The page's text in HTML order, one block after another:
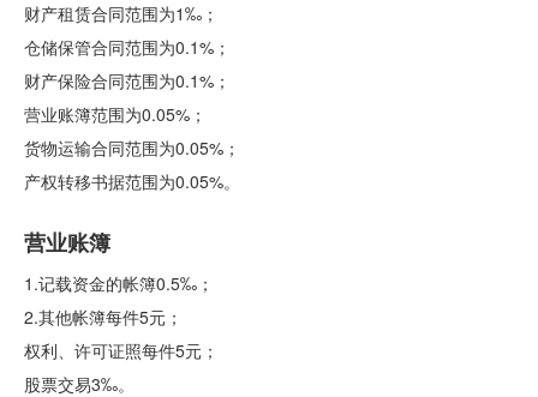
财产租赁合同范围为1‰；
仓储保管合同范围为0.1%；
财产保险合同范围为0.1%；
营业账簿范围为0.05%；
货物运输合同范围为0.05%；
产权转移书据范围为0.05%。
营业账簿
1.记载资金的帐簿0.5‰；
2.其他帐簿每件5元；
权利、许可证照每件5元；
股票交易3‰。